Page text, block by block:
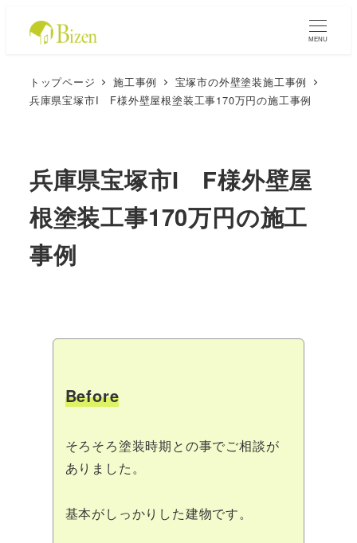
MENU
トップページ 施工事例
宝塚市の外壁塗装施工事例
兵庫県宝塚市I F様外壁屋根塗装工事170万円の施工事例
兵庫県宝塚市I F様外壁屋
根塗装工事170万円の施工
事例
Before
そろそろ塗装時期との事でご相談が
ありました。
基本がしっかりした建物です。